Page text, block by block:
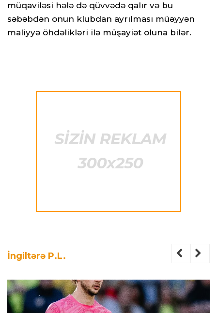
müqaviləsi hələ də qüvvədə qalır və bu
səbəbdən onun klubdan ayrılması müəyyən
maliyyə öhdəlikləri ilə müşayiət oluna bilər.
İngiltərə P.L.